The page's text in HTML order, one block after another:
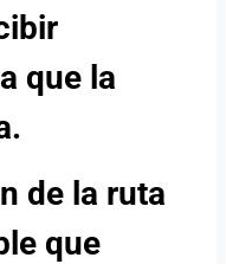
que la
de la ruta
que